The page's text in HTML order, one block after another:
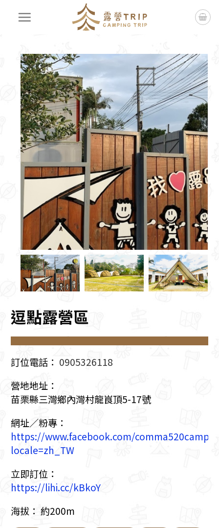
逗點露營區
訂位電話： 0905326118
營地地址：
苗栗縣三灣鄉內灣村龍峎頂5-17號
網址／粉專：
https://www.facebook.com/comma520camp/?
locale=zh_TW
立即訂位：
https://lihi.cc/kBkoY
海拔： 約200m